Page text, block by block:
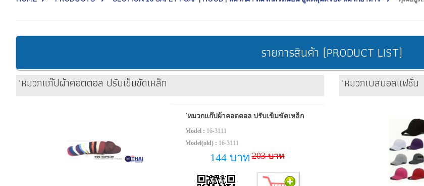
รายการสินค้า (PRODUCT LIST)
'หมวกแก๊ปผ้าคอตตอล ปรับเข็มขัดเหล็ก
'หมวกแก๊ปผ้าคอตตอล ปรับเข็มขัดเหล็ก
Model : 16-3111
Model(old) : 16-3111
144 บาท 203 บาท
'หมวกเบสบอลแฟชั่น